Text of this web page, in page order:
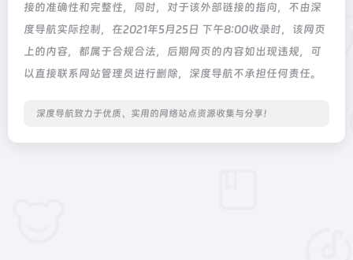
接的准确性和完整性，同时，对于该外部链接的指向，不由深
度导航实际控制，在2021年5月25日 下午8:00收录时，该网页
上的内容，都属于合规合法，后期网页的内容如出现违规，可
以直接联系网站管理员进行删除，深度导航不承担任何责任。
深度导航致力于优质、实用的网络站点资源收集与分享！